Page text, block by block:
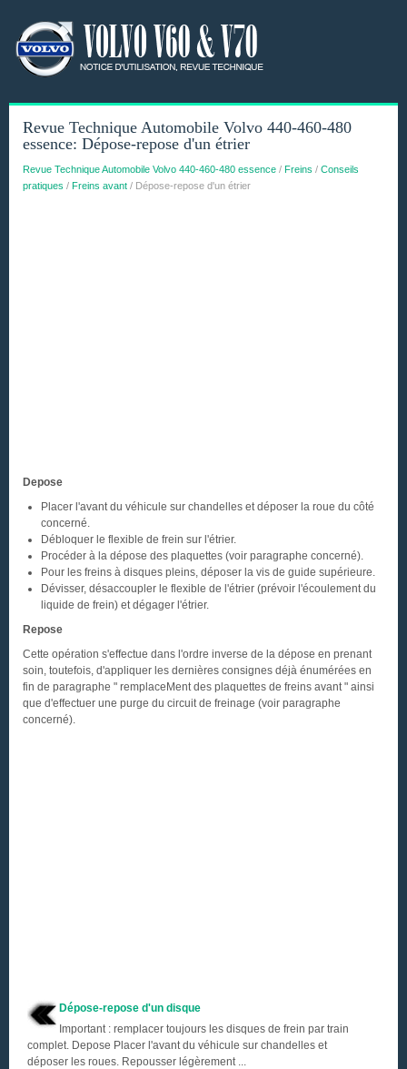
Revue Technique Automobile Volvo 440-460-480
essence: Dépose-repose d'un étrier
Revue Technique Automobile Volvo 440-460-480 essence / Freins / Conseils
pratiques / Freins avant / Dépose-repose d'un étrier
Depose
Placer l'avant du véhicule sur chandelles et déposer la roue du côté
concerné.
Débloquer le flexible de frein sur l'étrier.
Procéder à la dépose des plaquettes (voir paragraphe concerné).
Pour les freins à disques pleins, déposer la vis de guide supérieure.
Dévisser, désaccoupler le flexible de l'étrier (prévoir l'écoulement du
liquide de frein) et dégager l'étrier.
Repose
Cette opération s'effectue dans l'ordre inverse de la dépose en prenant
soin, toutefois, d'appliquer les dernières consignes déjà énumérées en
fin de paragraphe " remplaceMent des plaquettes de freins avant " ainsi
que d'effectuer une purge du circuit de freinage (voir paragraphe
concerné).
Dépose-repose d'un disque
Important : remplacer toujours les disques de frein par train
complet. Depose Placer l'avant du véhicule sur chandelles et
déposer les roues. Repousser légèrement ...